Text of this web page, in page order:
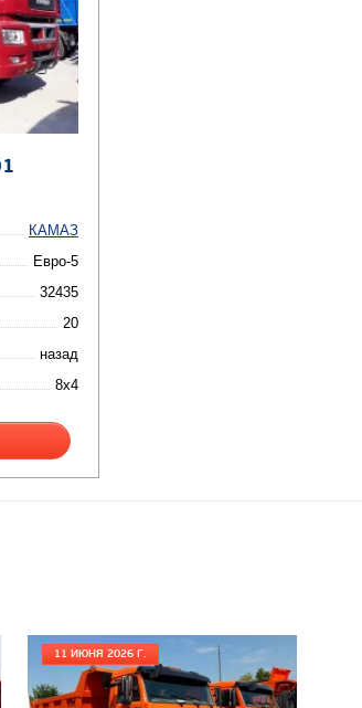
КАМАЗ
Евро-5
32435
20
назад
8x4
11 ИЮНЯ 2026 Г.